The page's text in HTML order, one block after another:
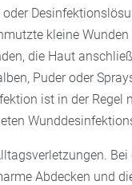
kleine
die Haut
Puder oder
ist in der Regel
Bei
Abdecken und